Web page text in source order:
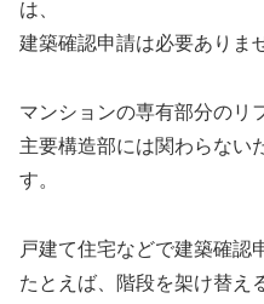
は、
建築確認申請は必要ありま
マンションの専有部分のリ
主要構造部には関わらない
す。
戸建て住宅などで建築確認
たとえば、階段を架け替え